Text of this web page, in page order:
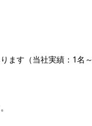
ます（当社実績：1名～